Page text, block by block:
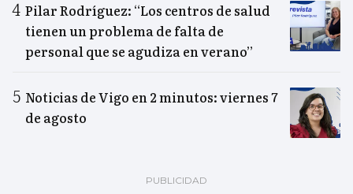
Pilar Rodríguez: “Los centros de salud
tienen un problema de falta de
personal que se agudiza en verano”
Noticias de Vigo en 2 minutos: viernes 7
de agosto